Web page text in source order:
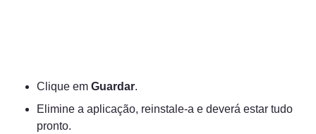
Clique em Guardar.
Elimine a aplicação, reinstale-a e deverá estar tudo
pronto.